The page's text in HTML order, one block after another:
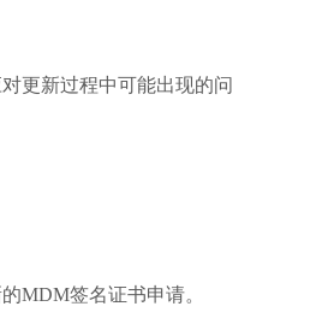
更新过程中可能出现的问
MDM签名证书申请。